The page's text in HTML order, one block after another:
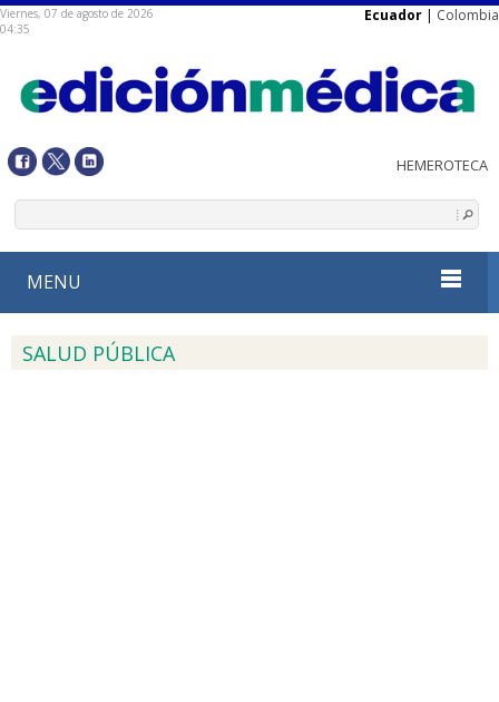
Viernes, 07 de agosto de 2026
04:35
Ecuador | Colombia
MENU
SALUD PÚBLICA